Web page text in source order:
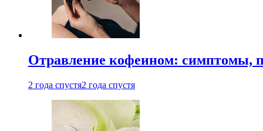
Отравление кофеином: симптомы,
2 года спустя2 года спустя